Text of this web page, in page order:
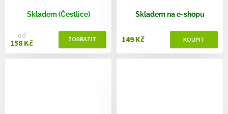
Skladem (Čestlice)
od
158 Kč
Skladem na e-shopu
149 Kč